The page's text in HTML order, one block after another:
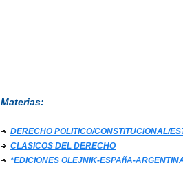
Materias:
DERECHO POLITICO/CONSTITUCIONAL/
CLASICOS DEL DERECHO
*EDICIONES OLEJNIK-ESPAñA-